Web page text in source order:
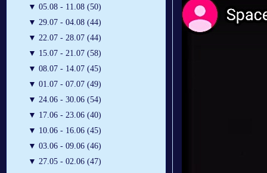
▼ 05.08 - 11.08 (50)
▼ 29.07 - 04.08 (44)
▼ 22.07 - 28.07 (44)
▼ 15.07 - 21.07 (58)
▼ 08.07 - 14.07 (45)
▼ 01.07 - 07.07 (49)
▼ 24.06 - 30.06 (54)
▼ 17.06 - 23.06 (40)
▼ 10.06 - 16.06 (45)
▼ 03.06 - 09.06 (46)
▼ 27.05 - 02.06 (47)